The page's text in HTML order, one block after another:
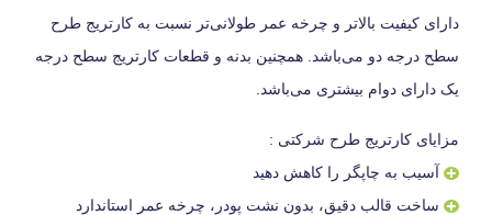
دارای کیفیت بالاتر و چرخه عمر طولانی‌تر نسبت به کارتریج طرح
سطح درجه دو می‌باشد. همچنین بدنه و قطعات کارتریج سطح درجه
یک دارای دوام بیشتری می‌باشد.
مزایای کارتریج طرح شرکتی :
آسیب به چاپگر را کاهش دهید
ساخت قالب دقیق، بدون نشت پودر، چرخه عمر استاندارد